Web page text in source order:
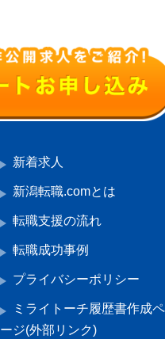
新着求人
新潟転職.comとは
転職支援の流れ
転職成功事例
プライバシーポリシー
ミライトーチ履歴書作成ペ
ージ(外部リンク)